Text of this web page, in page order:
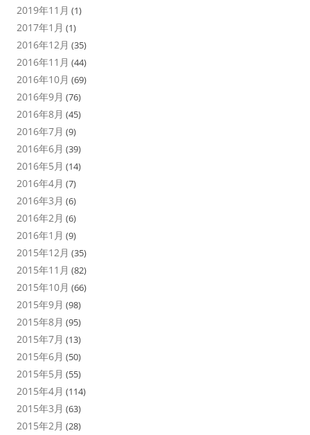
2019年11月 (1)
2017年1月 (1)
2016年12月 (35)
2016年11月 (44)
2016年10月 (69)
2016年9月 (76)
2016年8月 (45)
2016年7月 (9)
2016年6月 (39)
2016年5月 (14)
2016年4月 (7)
2016年3月 (6)
2016年2月 (6)
2016年1月 (9)
2015年12月 (35)
2015年11月 (82)
2015年10月 (66)
2015年9月 (98)
2015年8月 (95)
2015年7月 (13)
2015年6月 (50)
2015年5月 (55)
2015年4月 (114)
2015年3月 (63)
2015年2月 (28)